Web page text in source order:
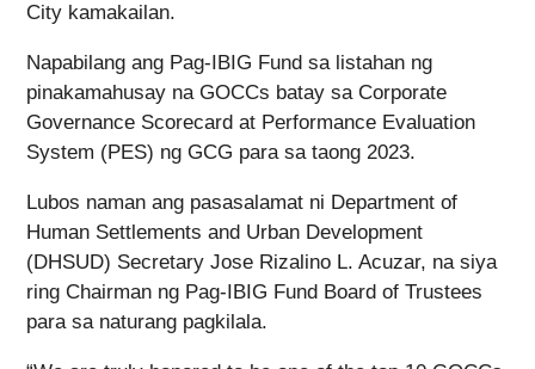
City kamakailan.
Napabilang ang Pag-IBIG Fund sa listahan ng
pinakamahusay na GOCCs batay sa Corporate
Governance Scorecard at Performance Evaluation
System (PES) ng GCG para sa taong 2023.
Lubos naman ang pasasalamat ni Department of
Human Settlements and Urban Development
(DHSUD) Secretary Jose Rizalino L. Acuzar, na siya
ring Chairman ng Pag-IBIG Fund Board of Trustees
para sa naturang pagkilala.